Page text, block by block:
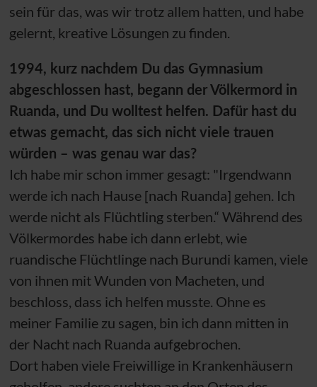
sein für das, was wir trotz allem hatten, und habe
gelernt, kreative Lösungen zu finden.
1994, kurz nachdem Du das Gymnasium
abgeschlossen hast, begann der Völkermord in
Ruanda, und Du wolltest helfen. Dafür hast du
etwas gemacht, das sich nicht viele trauen
würden – was genau war das?
Ich habe mir schon immer gesagt: "Irgendwann
werde ich nach Hause [nach Ruanda] gehen. Ich
werde nicht als Flüchtling sterben.“ Während des
Völkermordes habe ich dann erlebt, wie
ruandische Flüchtlinge nach Burundi kamen, viele
von ihnen mit Wunden von Macheten, und
beschloss, dass ich helfen musste. Ohne es
meiner Familie zu sagen, bin ich dann mitten in
der Nacht nach Ruanda aufgebrochen.
Dort haben viele Freiwillige in Krankenhäusern